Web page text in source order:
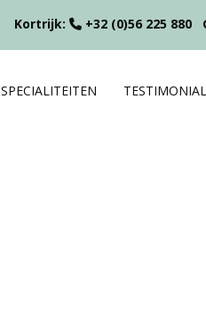
Kortrijk: +32 (0)56 225 880
SPECIALITEITEN